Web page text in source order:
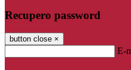
Recupero password
button close ×
E-